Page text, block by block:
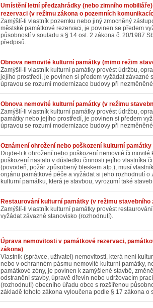
Umístění letní předzahrádky (nebo zimního
rezervaci (v režimu zákona o pozemních
Zamýšlí-li vlastník pozemku nebo jiný zmocněný
městské památkové rezervaci, je povinen se předem
působností v souladu s § 14 ost. 2 zákona č. 20/1987
předpisů.
Obnova nemovité kulturní památky (mimo režim
Zamýšlí-li vlastník kulturní památky provést údržbu,
jejího prostředí, je povinen si předem vyžádat
úpravou se rozumí modernizace budovy při
Obnova nemovité kulturní památky (v režimu
Zamýšlí-li vlastník kulturní památky provést údržbu,
památky nebo jejího prostředí, je povinen si předem
úpravou se rozumí modernizace budovy při
Oznámení ohrožení nebo poškození kulturní
Dojde-li k ohrožení nebo poškození nemovité či
poškození nastalo v důsledku činnosti jejího vlastníka
(povodeň, požár způsobený bleskem atp.), musí
orgánu památkové péče a vyžádat si jeho rozhodnutí
kulturní památku, která je stavbou, vyrozumí také
Restaurování kulturní památky (v režimu stavebního
Zamýšlí-li vlastník kulturní památky provést
vyžádat závazné stanovisko (rozhodnutí).
Úprava nemovitosti v památkové rezervaci,
zákona)
Vlastník (správce, uživatel) nemovitosti, která není
nebo v ochranném pásmu nemovité kulturní památky,
památkové zóny, je povinen k zamýšlené stavbě,
odstranění stavby, úpravě dřevin nebo udržovacím
(rozhodnutí) obecního úřadu obce s rozšířenou
základě tohoto zákona vyloučena podle § 17 zákona o